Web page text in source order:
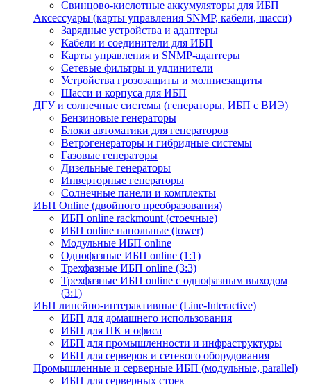
Свинцово-кислотные аккумуляторы для ИБП
Аксессуары (карты управления SNMP, кабели, шасси)
Зарядные устройства и адаптеры
Кабели и соединители для ИБП
Карты управления и SNMP-адаптеры
Сетевые фильтры и удлинители
Устройства грозозащиты и молниезащиты
Шасси и корпуса для ИБП
ДГУ и солнечные системы (генераторы, ИБП с ВИЭ)
Бензиновые генераторы
Блоки автоматики для генераторов
Ветрогенераторы и гибридные системы
Газовые генераторы
Дизельные генераторы
Инверторные генераторы
Солнечные панели и комплекты
ИБП Online (двойного преобразования)
ИБП online rackmount (стоечные)
ИБП online напольные (tower)
Модульные ИБП online
Однофазные ИБП online (1:1)
Трехфазные ИБП online (3:3)
Трехфазные ИБП online с однофазным выходом
(3:1)
ИБП линейно-интерактивные (Line-Interactive)
ИБП для домашнего использования
ИБП для ПК и офиса
ИБП для промышленности и инфраструктуры
ИБП для серверов и сетевого оборудования
Промышленные и серверные ИБП (модульные, parallel)
ИБП для серверных стоек